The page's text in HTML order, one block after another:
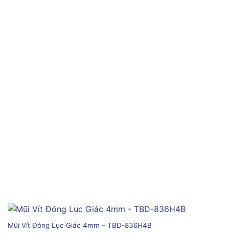
Mũi Vít Đóng Lục Giác 4mm – TBD-836H4B